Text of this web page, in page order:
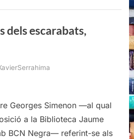
dels escarabats,
dels
Georges Simenon —al qual
a la Biblioteca Jaume
BCN Negra— referint-se als